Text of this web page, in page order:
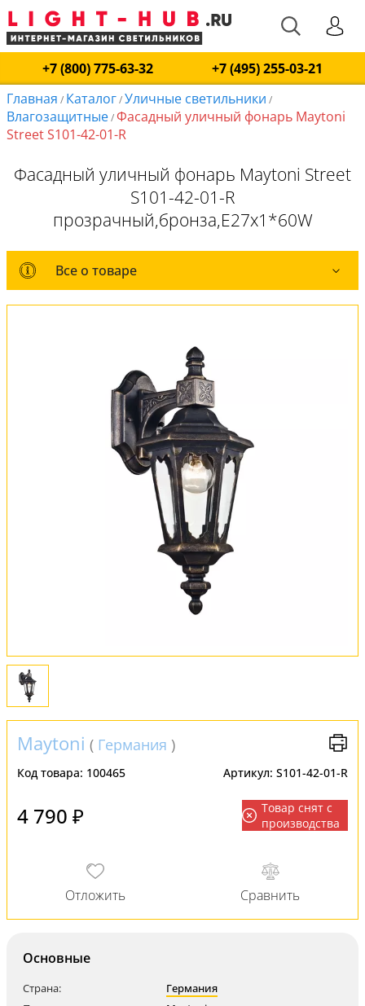
+7 (800) 775-63-32
+7 (495) 255-03-21
Главная / Каталог/Уличные светильники /
Влагозащитные/Фасадный уличный фонарь Maytoni
Street S101-42-01-R
Фасадный уличный фонарь Maytoni Street
S101-42-01-R
прозрачный,бронза,E27x1*60W
Все о товаре
Все о товаре
Вся коллекция
Оплата и доставка
Обмен и возврат
Maytoni ( Германия )
Код товара: 100465 Артикул: S101-42-01-R
4 790 ₽
Товар снят с
производства
Основные
Страна:
Германия